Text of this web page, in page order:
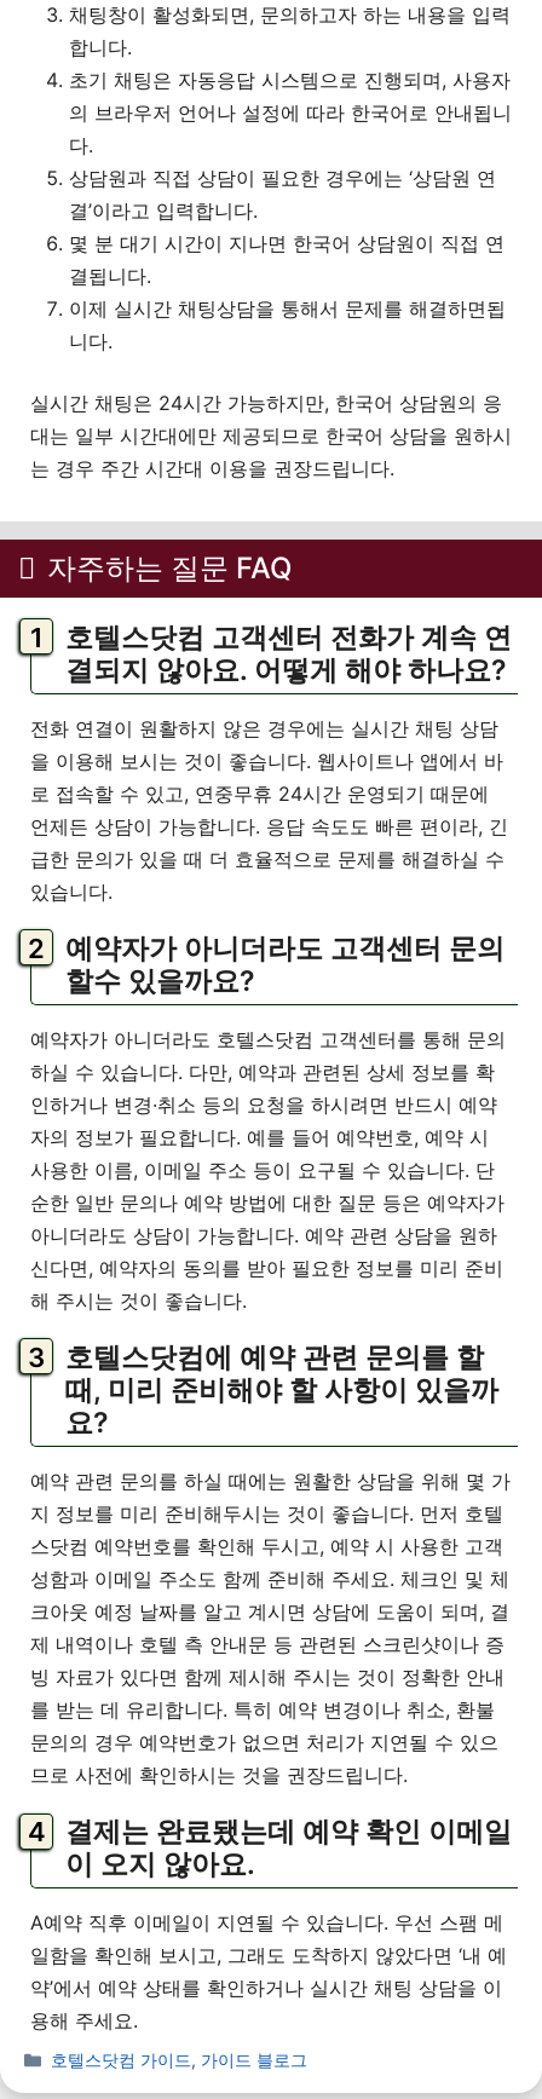
채팅창이 활성화되면, 문의하고자 하는 내용을 입력
합니다.
초기 채팅은 자동응답 시스템으로 진행되며, 사용자
의 브라우저 언어나 설정에 따라 한국어로 안내됩니
다.
상담원과 직접 상담이 필요한 경우에는 ‘상담원 연
결’이라고 입력합니다.
몇 분 대기 시간이 지나면 한국어 상담원이 직접 연
결됩니다.
이제 실시간 채팅상담을 통해서 문제를 해결하면됩
니다.
실시간 채팅은 24시간 가능하지만, 한국어 상담원의 응
대는 일부 시간대에만 제공되므로 한국어 상담을 원하시
는 경우 주간 시간대 이용을 권장드립니다.
자주하는 질문 FAQ
호텔스닷컴 고객센터 전화가 계속 연
결되지 않아요. 어떻게 해야 하나요?
전화 연결이 원활하지 않은 경우에는 실시간 채팅 상담
을 이용해 보시는 것이 좋습니다. 웹사이트나 앱에서 바
로 접속할 수 있고, 연중무휴 24시간 운영되기 때문에
언제든 상담이 가능합니다. 응답 속도도 빠른 편이라, 긴
급한 문의가 있을 때 더 효율적으로 문제를 해결하실 수
있습니다.
예약자가 아니더라도 고객센터 문의
할수 있을까요?
예약자가 아니더라도 호텔스닷컴 고객센터를 통해 문의
하실 수 있습니다. 다만, 예약과 관련된 상세 정보를 확
인하거나 변경·취소 등의 요청을 하시려면 반드시 예약
자의 정보가 필요합니다. 예를 들어 예약번호, 예약 시
사용한 이름, 이메일 주소 등이 요구될 수 있습니다. 단
순한 일반 문의나 예약 방법에 대한 질문 등은 예약자가
아니더라도 상담이 가능합니다. 예약 관련 상담을 원하
신다면, 예약자의 동의를 받아 필요한 정보를 미리 준비
해 주시는 것이 좋습니다.
호텔스닷컴에 예약 관련 문의를 할
때, 미리 준비해야 할 사항이 있을까
요?
예약 관련 문의를 하실 때에는 원활한 상담을 위해 몇 가
지 정보를 미리 준비해두시는 것이 좋습니다. 먼저 호텔
스닷컴 예약번호를 확인해 두시고, 예약 시 사용한 고객
성함과 이메일 주소도 함께 준비해 주세요. 체크인 및 체
크아웃 예정 날짜를 알고 계시면 상담에 도움이 되며, 결
제 내역이나 호텔 측 안내문 등 관련된 스크린샷이나 증
빙 자료가 있다면 함께 제시해 주시는 것이 정확한 안내
를 받는 데 유리합니다. 특히 예약 변경이나 취소, 환불
문의의 경우 예약번호가 없으면 처리가 지연될 수 있으
므로 사전에 확인하시는 것을 권장드립니다.
결제는 완료됐는데 예약 확인 이메일
이 오지 않아요.
A예약 직후 이메일이 지연될 수 있습니다. 우선 스팸 메
일함을 확인해 보시고, 그래도 도착하지 않았다면 ‘내 예
약’에서 예약 상태를 확인하거나 실시간 채팅 상담을 이
용해 주세요.
호텔스닷컴 가이드, 가이드 블로그